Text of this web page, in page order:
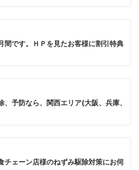
間です。ＨＰを見たお客様に割引特典
、予防なら、関西エリア(大阪、兵庫、
チェーン店様のねずみ駆除対策にお伺